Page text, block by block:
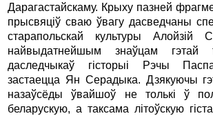
Дарагастайскаму. Крыху пазней
прысвяціў сваю ўвагу дасведчаны
старапольскай культуры Алойзій
найвыдатнейшым знаўцам гэтай
даследчыкаў гісторыі Рэчы
застаецца Ян Серадыка. Дзякуючы
назаўсёды ўвайшоў не толькі ў
беларускую, а таксама літоўскую